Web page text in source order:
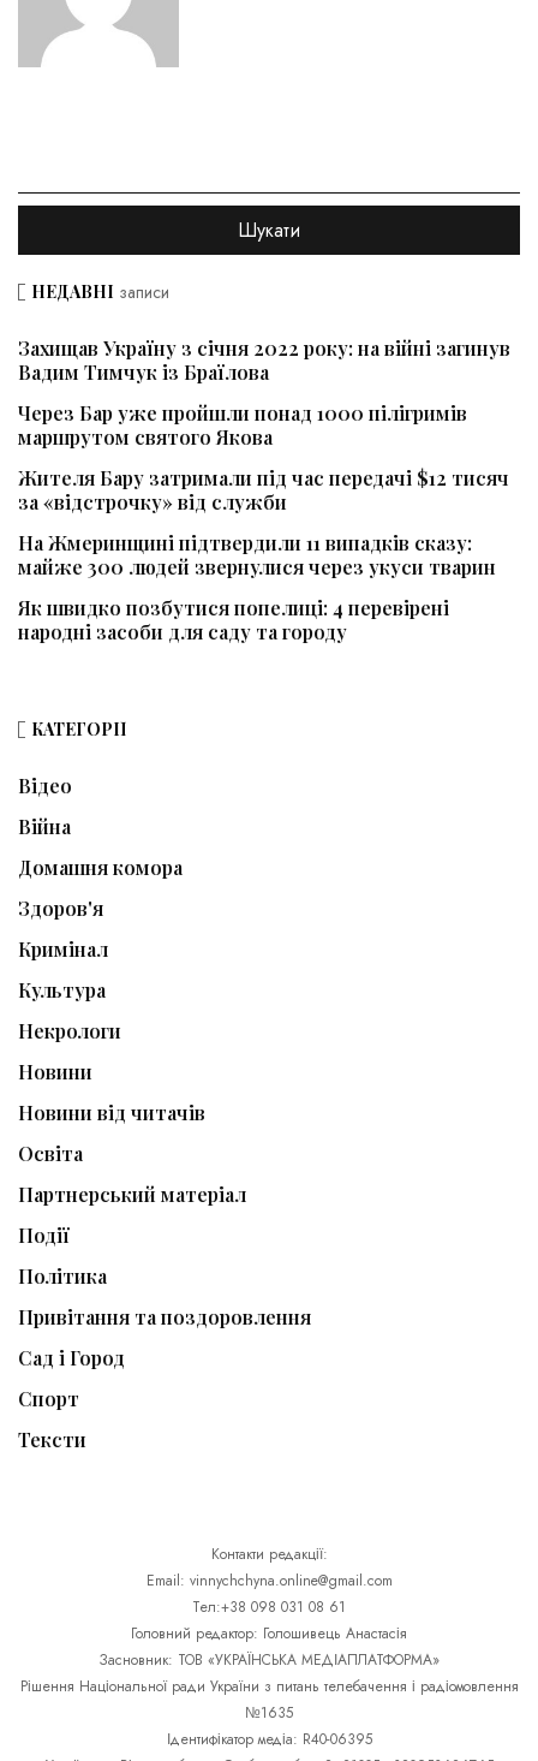
НЕДАВНІ записи
Захищав Україну з січня 2022 року: на війні загинув
Вадим Тимчук із Браїлова
Через Бар уже пройшли понад 1000 пілігримів
маршрутом святого Якова
Жителя Бару затримали під час передачі $12 тисяч
за «відстрочку» від служби
На Жмеринщині підтвердили 11 випадків сказу:
майже 300 людей звернулися через укуси тварин
Як швидко позбутися попелиці: 4 перевірені
народні засоби для саду та городу
КАТЕГОРІЇ
Відео
Війна
Домашня комора
Здоров'я
Кримінал
Культура
Некрологи
Новини
Новини від читачів
Освіта
Партнерський матеріал
Події
Політика
Привітання та поздоровлення
Сад і Город
Спорт
Тексти
Контакти редакції:
Email: vinnychchyna.online@gmail.com
Тел:+38 098 031 08 61
Головний редактор: Голошивець Анастасія
Засновник: ТОВ «УКРАЇНСЬКА МЕДІАПЛАТФОРМА»
Рішення Національної ради України з питань телебачення і радіомовлення
№1635
Ідентифікатор медіа: R40-06395